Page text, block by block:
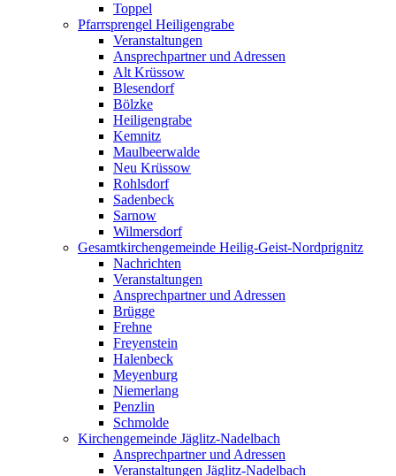
Toppel
Pfarrsprengel Heiligengrabe
Veranstaltungen
Ansprechpartner und Adressen
Alt Krüssow
Blesendorf
Bölzke
Heiligengrabe
Kemnitz
Maulbeerwalde
Neu Krüssow
Rohlsdorf
Sadenbeck
Sarnow
Wilmersdorf
Gesamtkirchengemeinde Heilig-Geist-Nordprignitz
Nachrichten
Veranstaltungen
Ansprechpartner und Adressen
Brügge
Frehne
Freyenstein
Halenbeck
Meyenburg
Niemerlang
Penzlin
Schmolde
Kirchengemeinde Jäglitz-Nadelbach
Ansprechpartner und Adressen
Veranstaltungen Jäglitz-Nadelbach